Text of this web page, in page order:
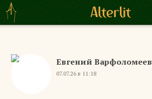
Евгений Варфоломеев
07.07.26 в 11:18